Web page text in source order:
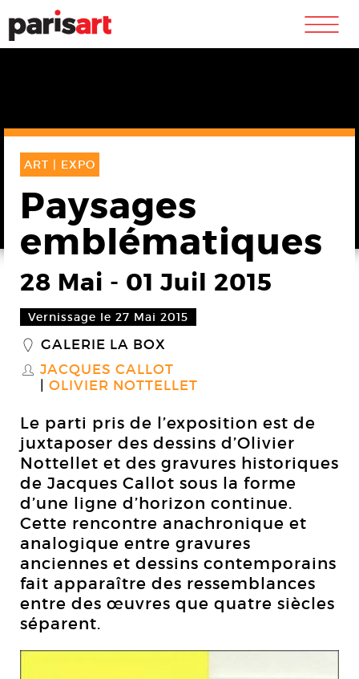
m
ART | EXPO
Paysages
emblématiques
28 Mai - 01 Juil 2015
Vernissage le 27 Mai 2015
_ GALERIE LA BOX
S JACQUES CALLOT
OLIVIER NOTTELLET
Le parti pris de l’exposition est de
juxtaposer des dessins d’Olivier
Nottellet et des gravures historiques
de Jacques Callot sous la forme
d’une ligne d’horizon continue.
Cette rencontre anachronique et
analogique entre gravures
anciennes et dessins contemporains
fait apparaître des ressemblances
entre des œuvres que quatre siècles
séparent.